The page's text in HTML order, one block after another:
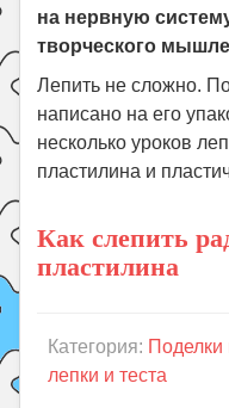
на нервную
творческого
Лепить не сложно.
написано на его
несколько уроков
пластилина и
Как слепить
пластилина
Категория: Поделки
лепки и теста